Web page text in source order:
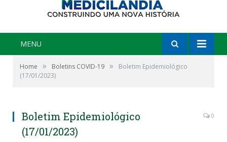
MENU
Home » Boletins COVID-19 »
Boletim Epidemiológico
(17/01/2023)
Boletim Epidemiológico
(17/01/2023)
0